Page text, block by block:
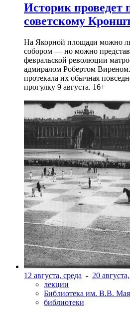
Историк проведет
советскому
На Якорной площади можно
собором — но можно
февральской революции
адмиралом Робертом
протекала их обычная
прогулку 9 августа. 16+
12 августа, среда - 20
лекции
Библиотека им. В.В.
библиотеки